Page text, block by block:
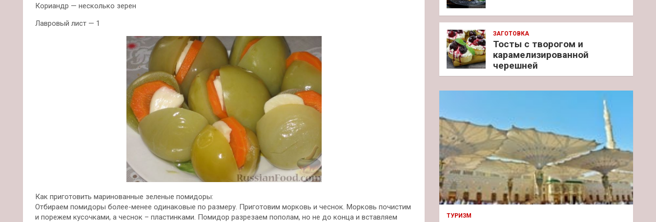
Кориандр — несколько зерен
Лавровый лист — 1
Как приготовить маринованные зеленые помидоры:
Отбираем помидоры более-менее одинаковые по размеру. Приготовим морковь и чеснок. Морковь почистим
и порежем кусочками, а чеснок – пластинками. Помидор разрезаем пополам, но не до конца и вставляем
ЗАГОТОВКА
Тосты с творогом и
карамелизированной
черешней
ТУРИЗМ